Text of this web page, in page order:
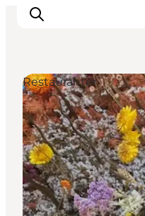
This is
Aktiviteter
Spis & drik
Områder
Planlæg din tur
Restauranter